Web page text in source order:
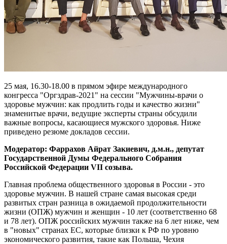
25 мая, 16.30-18.00 в прямом эфире международного
конгресса "Оргздрав-2021" на сессии "Мужчины-врачи о
здоровье мужчин: как продлить годы и качество жизни"
знаменитые врачи, ведущие эксперты страны обсудили
важные вопросы, касающиеся мужского здоровья. Ниже
приведено резюме докладов сессии.
Модератор: Фаррахов Айрат Закиевич, д.м.н., депутат
Государственной Думы Федерального Собрания
Российской Федерации VII созыва.
Главная проблема общественного здоровья в России - это
здоровье мужчин. В нашей стране самая высокая среди
развитых стран разница в ожидаемой продолжительности
жизни (ОПЖ) мужчин и женщин - 10 лет (соответственно 68
и 78 лет). ОПЖ российских мужчин также на 6 лет ниже, чем
в "новых" странах ЕС, которые близки к РФ по уровню
экономического развития, такие как Польша, Чехия